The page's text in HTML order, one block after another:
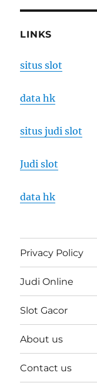
LINKS
situs slot
data hk
situs judi slot
Judi slot
data hk
Privacy Policy
Judi Online
Slot Gacor
About us
Contact us